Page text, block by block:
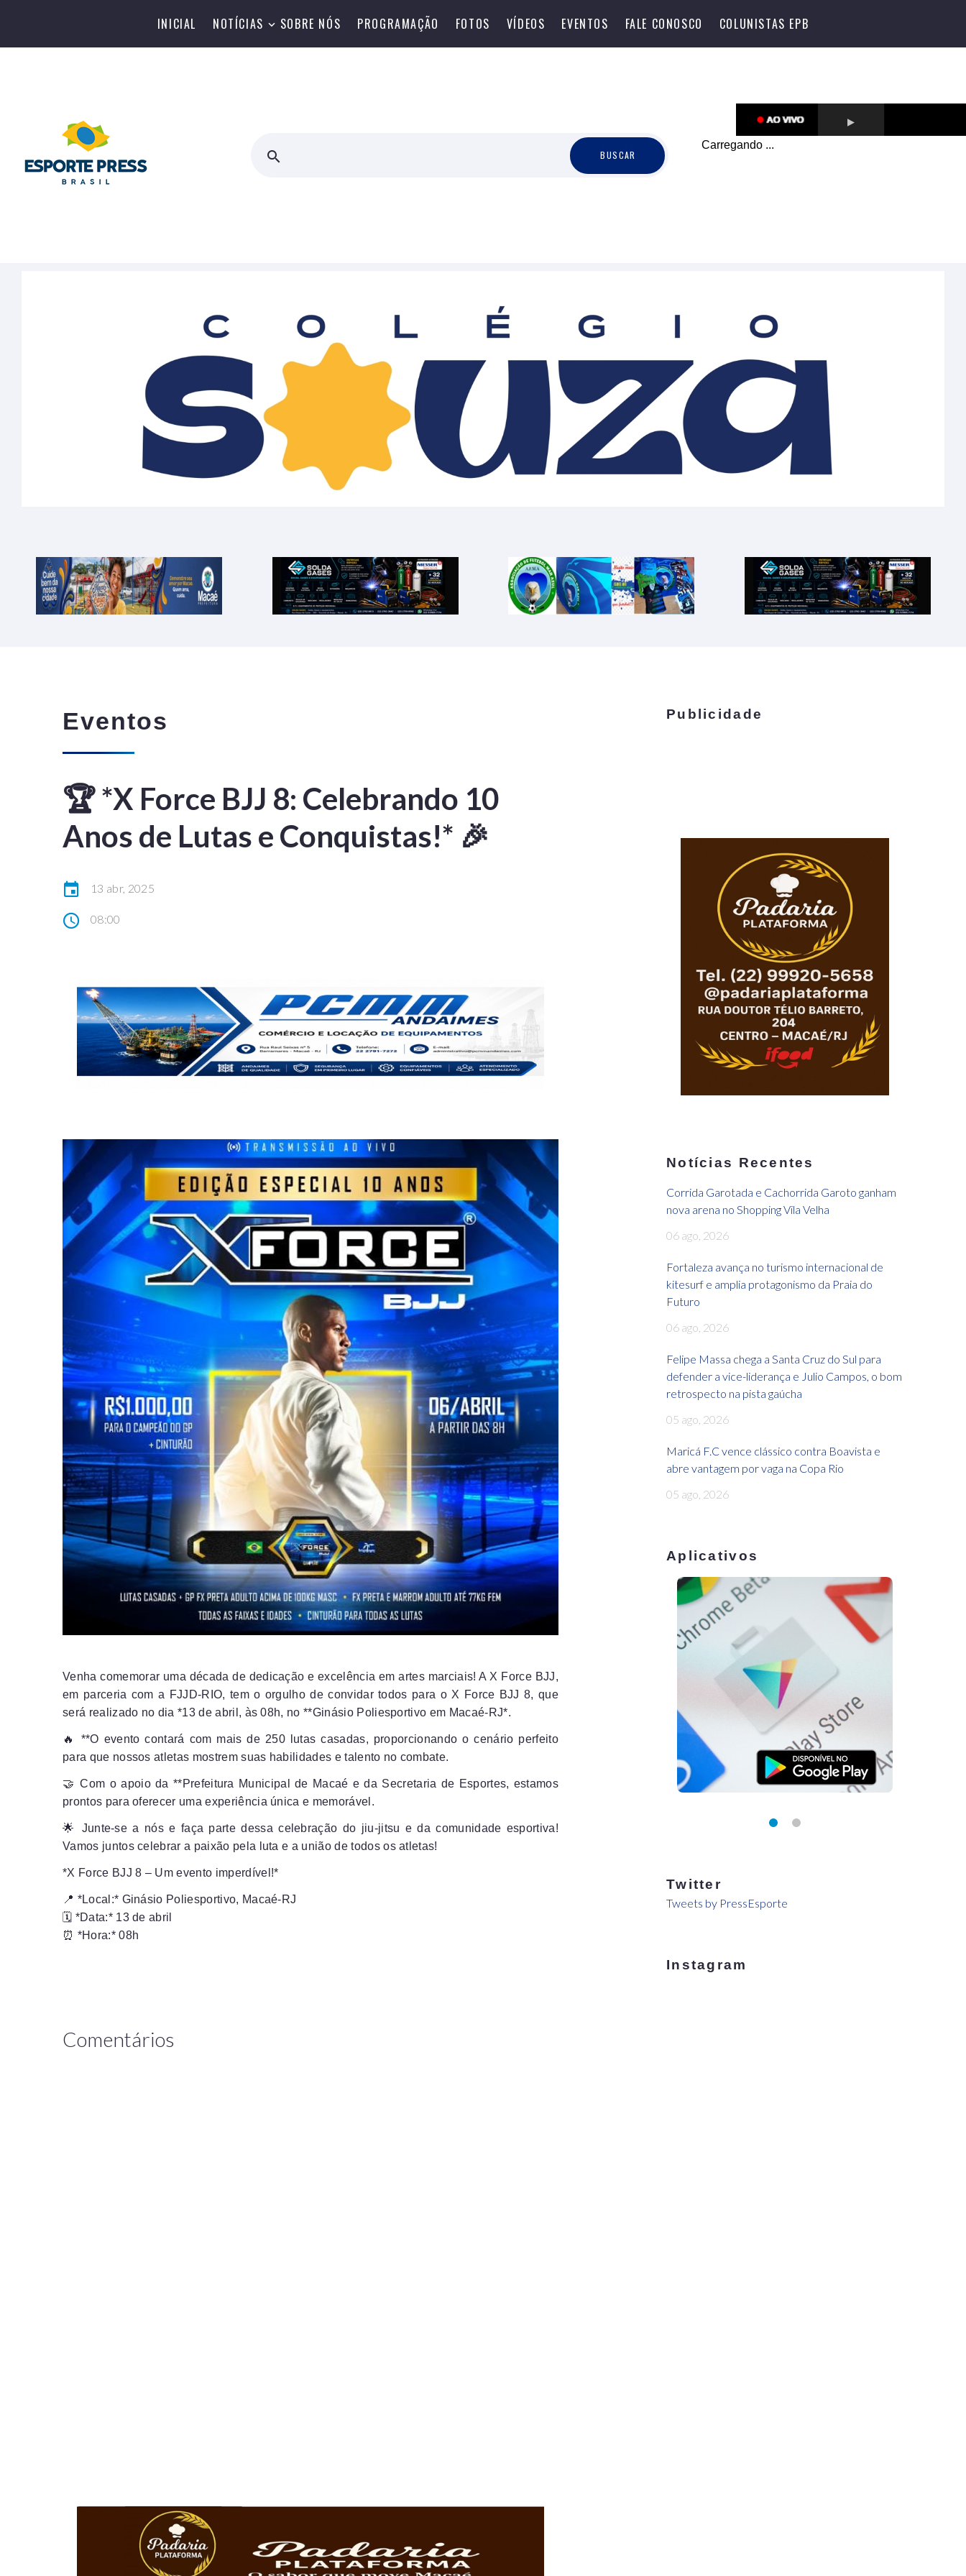
INICIAL NOTÍCIAS SOBRE NÓS PROGRAMAÇÃO FOTOS VÍDEOS EVENTOS FALE CONOSCO COLUNISTAS EPB
BUSCAR
Eventos
🏆 *X Force BJJ 8: Celebrando 10
Anos de Lutas e Conquistas!* 🎉
13 abr, 2025
08:00
Venha comemorar uma década de dedicação e excelência em artes marciais! A X Force BJJ,
em parceria com a FJJD-RIO, tem o orgulho de convidar todos para o X Force BJJ 8, que
será realizado no dia *13 de abril, às 08h, no **Ginásio Poliesportivo em Macaé-RJ*.
🔥 **O evento contará com mais de 250 lutas casadas, proporcionando o cenário perfeito
para que nossos atletas mostrem suas habilidades e talento no combate.
🤝 Com o apoio da **Prefeitura Municipal de Macaé e da Secretaria de Esportes, estamos
prontos para oferecer uma experiência única e memorável.
🌟 Junte-se a nós e faça parte dessa celebração do jiu-jitsu e da comunidade esportiva!
Vamos juntos celebrar a paixão pela luta e a união de todos os atletas!
*X Force BJJ 8 – Um evento imperdível!*
📍 *Local:* Ginásio Poliesportivo, Macaé-RJ
🗓️ *Data:* 13 de abril
⏰ *Hora:* 08h
Comentários
Publicidade
Notícias Recentes
Corrida Garotada e Cachorrida Garoto ganham
nova arena no Shopping Vila Velha
06 ago, 2026
Fortaleza avança no turismo internacional de
kitesurf e amplia protagonismo da Praia do
Futuro
06 ago, 2026
Felipe Massa chega a Santa Cruz do Sul para
defender a vice-liderança e Julio Campos, o bom
retrospecto na pista gaúcha
05 ago, 2026
Maricá F.C vence clássico contra Boavista e
abre vantagem por vaga na Copa Rio
05 ago, 2026
Aplicativos
Twitter
Tweets by PressEsporte
Instagram